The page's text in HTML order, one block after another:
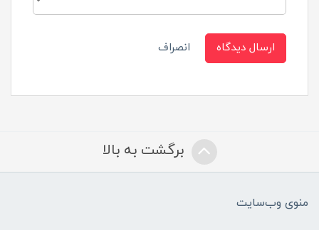
ارسال دیدگاه انصراف
برگشت به بالا
منوی وب‌سایت